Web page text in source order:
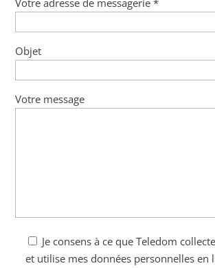
Votre adresse de messagerie *
Objet
Votre message
Je consens à ce que Teledom
et utilise mes données personnelles en